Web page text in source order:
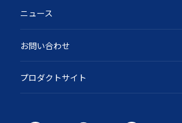
ニュース
お問い合わせ
プロダクトサイト